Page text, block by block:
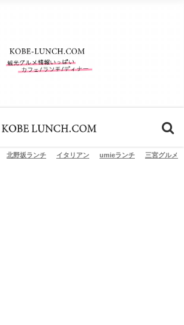
北野坂ランチ イタリアン umieランチ 三宮グルメ